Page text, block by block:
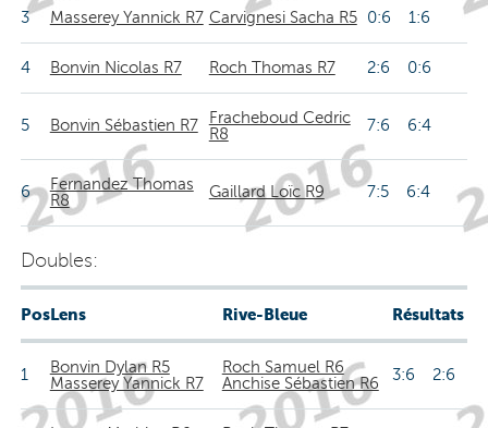
3 Masserey Yannick R7 Carvignesi Sacha R5 0:6 1:6
4 Bonvin Nicolas R7 Roch Thomas R7 2:6 0:6
5 Bonvin Sébastien R7
Fracheboud Cedric
R8
7:6 6:4
6
Fernandez Thomas
R8
Gaillard Loïc R9 7:5 6:4
Doubles:
PosLens Rive-Bleue Résultats
1
Bonvin Dylan R5
Masserey Yannick R7
Roch Samuel R6
Anchise Sébastien R6
3:6 2:6